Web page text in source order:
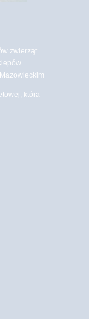
zwierząt
która